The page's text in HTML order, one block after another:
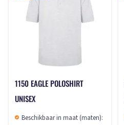
1150 EAGLE POLOSHIRT
UNISEX
Beschikbaar in maat (maten):